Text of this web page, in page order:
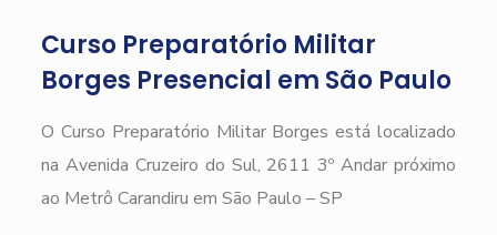
Curso Preparatório Militar
Borges Presencial em São Paulo
O Curso Preparatório Militar Borges está localizado
na Avenida Cruzeiro do Sul, 2611 3º Andar próximo
ao Metrô Carandiru em São Paulo – SP